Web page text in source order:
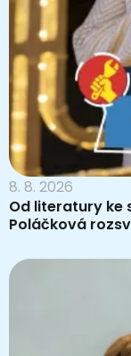
8. 8. 2026
Od literatury ke
Poláčková